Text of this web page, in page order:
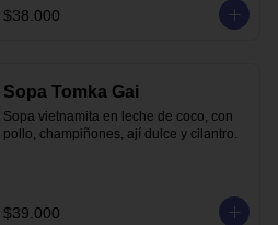
$38.000
Sopa Tomka Gai
Sopa vietnamita en leche de coco, con
pollo, champiñones, ají dulce y cilantro.
$39.000